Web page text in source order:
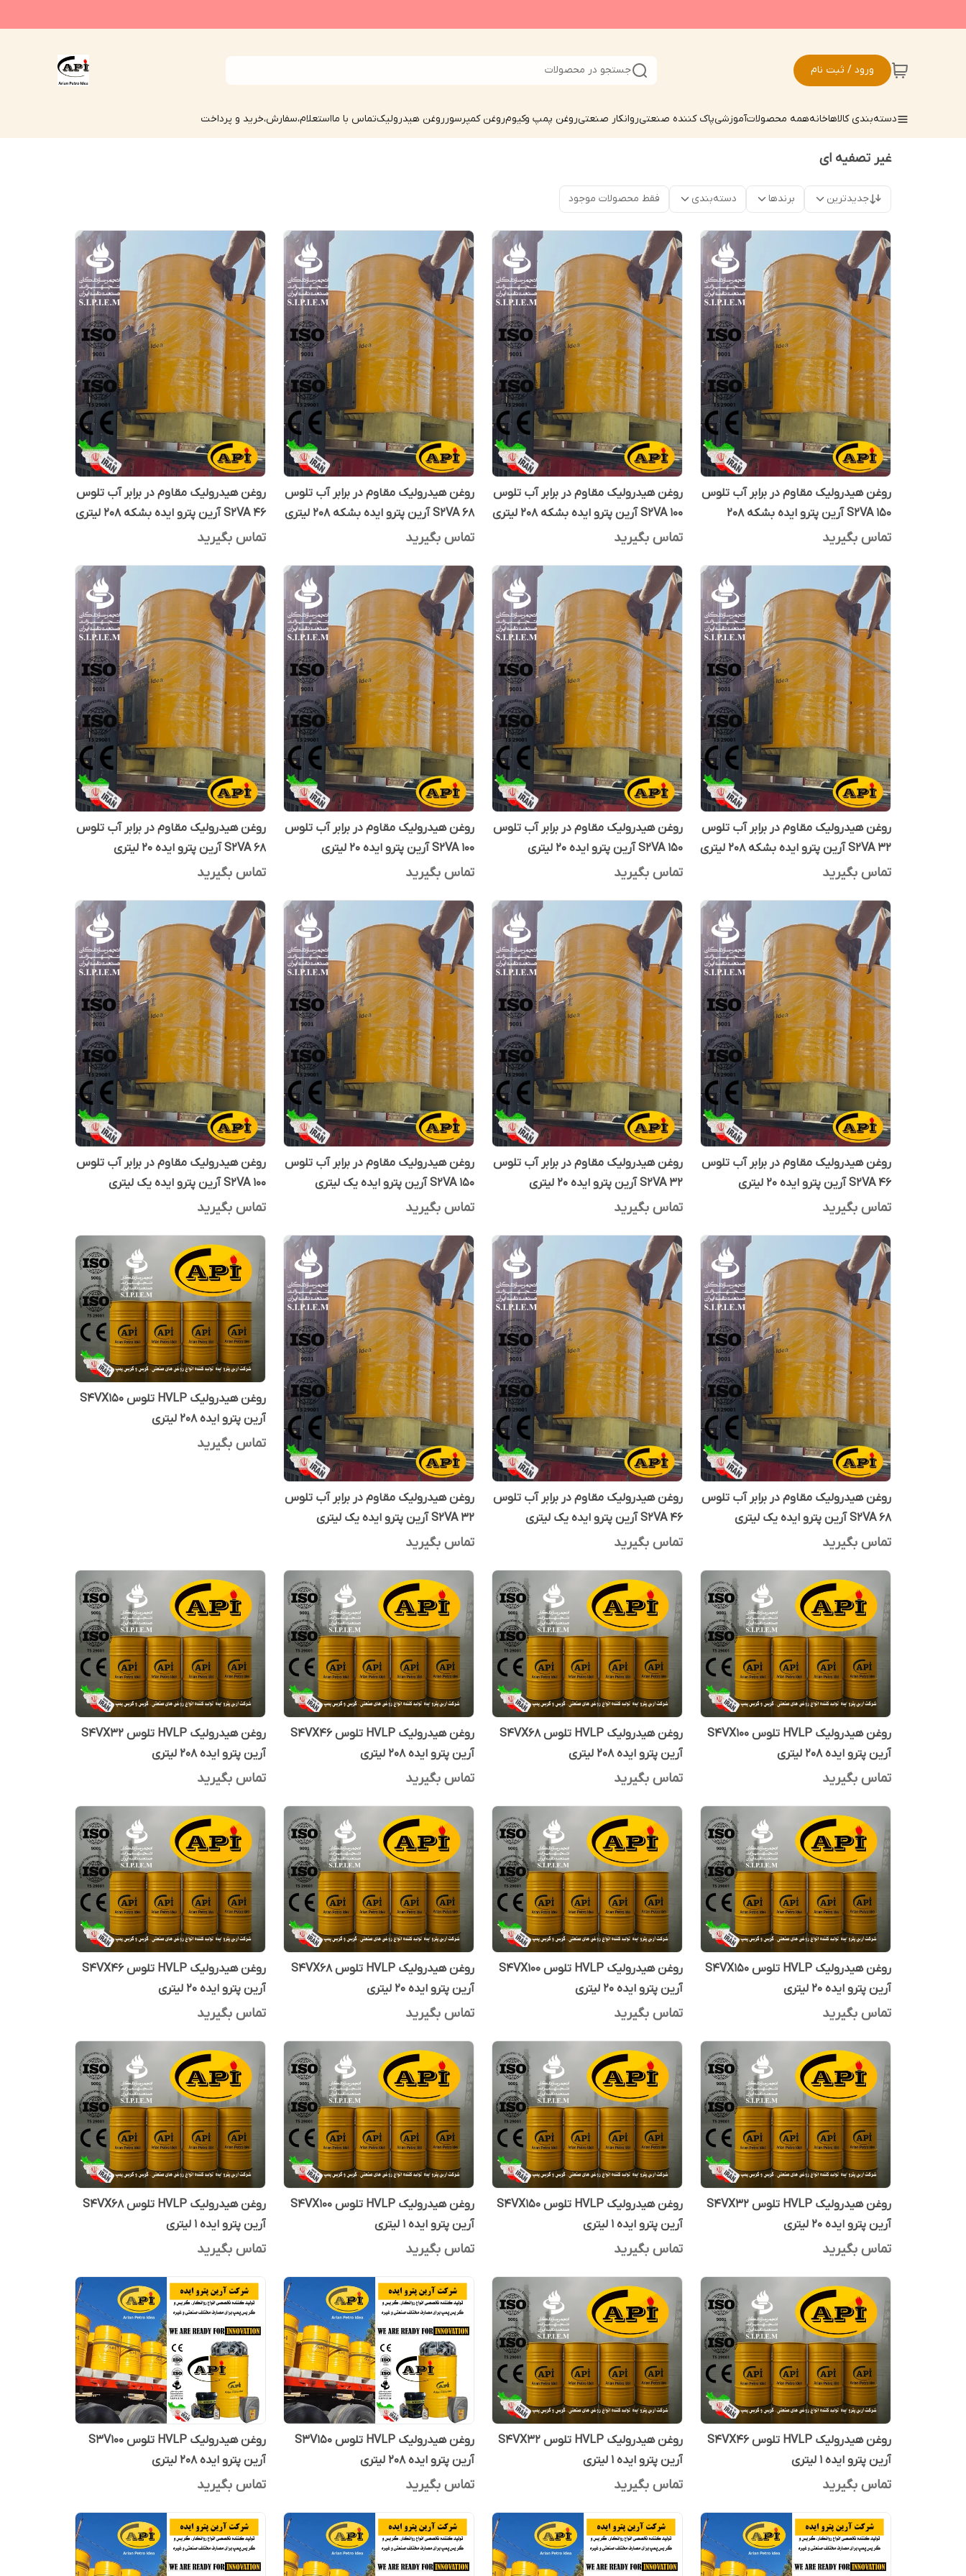
ورود / ثبت نام جستجو در محصولات
دسته‌بندی کالاهاخانههمه محصولاتآموزشیپاک کننده صنعتیروانکار صنعتیروغن پمپ وکیومروغن کمپرسورروغن هیدرولیکتماس با مااستعلام،سفارش،خرید و پرداخت
غیر تصفیه ای
جدیدترین برندها دسته‌بندی فقط محصولات موجود
روغن هیدرولیک مقاوم در برابر آب تلوس
S2VA 150 آرین پترو ایده بشکه 208
لیتری
تماس بگیرید
روغن هیدرولیک مقاوم در برابر آب تلوس
S2VA 100 آرین پترو ایده بشکه 208 لیتری
تماس بگیرید
روغن هیدرولیک مقاوم در برابر آب تلوس
S2VA 68 آرین پترو ایده بشکه 208 لیتری
تماس بگیرید
روغن هیدرولیک مقاوم در برابر آب تلوس
S2VA 46 آرین پترو ایده بشکه 208 لیتری
تماس بگیرید
روغن هیدرولیک مقاوم در برابر آب تلوس
S2VA 32 آرین پترو ایده بشکه 208 لیتری
تماس بگیرید
روغن هیدرولیک مقاوم در برابر آب تلوس
S2VA 150 آرین پترو ایده 20 لیتری
تماس بگیرید
روغن هیدرولیک مقاوم در برابر آب تلوس
S2VA 100 آرین پترو ایده 20 لیتری
تماس بگیرید
روغن هیدرولیک مقاوم در برابر آب تلوس
S2VA 68 آرین پترو ایده 20 لیتری
تماس بگیرید
روغن هیدرولیک مقاوم در برابر آب تلوس
S2VA 46 آرین پترو ایده 20 لیتری
تماس بگیرید
روغن هیدرولیک مقاوم در برابر آب تلوس
S2VA 32 آرین پترو ایده 20 لیتری
تماس بگیرید
روغن هیدرولیک مقاوم در برابر آب تلوس
S2VA 150 آرین پترو ایده یک لیتری
تماس بگیرید
روغن هیدرولیک مقاوم در برابر آب تلوس
S2VA 100 آرین پترو ایده یک لیتری
تماس بگیرید
روغن هیدرولیک مقاوم در برابر آب تلوس
S2VA 68 آرین پترو ایده یک لیتری
تماس بگیرید
روغن هیدرولیک مقاوم در برابر آب تلوس
S2VA 46 آرین پترو ایده یک لیتری
تماس بگیرید
روغن هیدرولیک مقاوم در برابر آب تلوس
S2VA 32 آرین پترو ایده یک لیتری
تماس بگیرید
روغن هیدرولیک HVLP تلوس S4VX150
آرین پترو ایده 208 لیتری
تماس بگیرید
روغن هیدرولیک HVLP تلوس S4VX100
آرین پترو ایده 208 لیتری
تماس بگیرید
روغن هیدرولیک HVLP تلوس S4VX68
آرین پترو ایده 208 لیتری
تماس بگیرید
روغن هیدرولیک HVLP تلوس S4VX46
آرین پترو ایده 208 لیتری
تماس بگیرید
روغن هیدرولیک HVLP تلوس S4VX32
آرین پترو ایده 208 لیتری
تماس بگیرید
روغن هیدرولیک HVLP تلوس S4VX150
آرین پترو ایده 20 لیتری
تماس بگیرید
روغن هیدرولیک HVLP تلوس S4VX100
آرین پترو ایده 20 لیتری
تماس بگیرید
روغن هیدرولیک HVLP تلوس S4VX68
آرین پترو ایده 20 لیتری
تماس بگیرید
روغن هیدرولیک HVLP تلوس S4VX46
آرین پترو ایده 20 لیتری
تماس بگیرید
روغن هیدرولیک HVLP تلوس S4VX32
آرین پترو ایده 20 لیتری
تماس بگیرید
روغن هیدرولیک HVLP تلوس S4VX150
آرین پترو ایده 1 لیتری
تماس بگیرید
روغن هیدرولیک HVLP تلوس S4VX100
آرین پترو ایده 1 لیتری
تماس بگیرید
روغن هیدرولیک HVLP تلوس S4VX68
آرین پترو ایده 1 لیتری
تماس بگیرید
روغن هیدرولیک HVLP تلوس S4VX46
آرین پترو ایده 1 لیتری
تماس بگیرید
روغن هیدرولیک HVLP تلوس S4VX32
آرین پترو ایده 1 لیتری
تماس بگیرید
روغن هیدرولیک HVLP تلوس S3V150
آرین پترو ایده 208 لیتری
تماس بگیرید
روغن هیدرولیک HVLP تلوس S3V100
آرین پترو ایده 208 لیتری
تماس بگیرید